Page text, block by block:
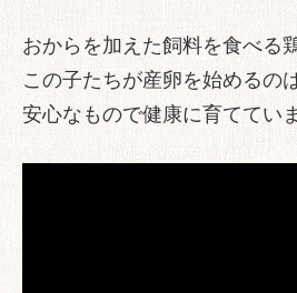
おからを加えた飼料を食べる
この子たちが産卵を始めるの
安心なもので健康に育ててい